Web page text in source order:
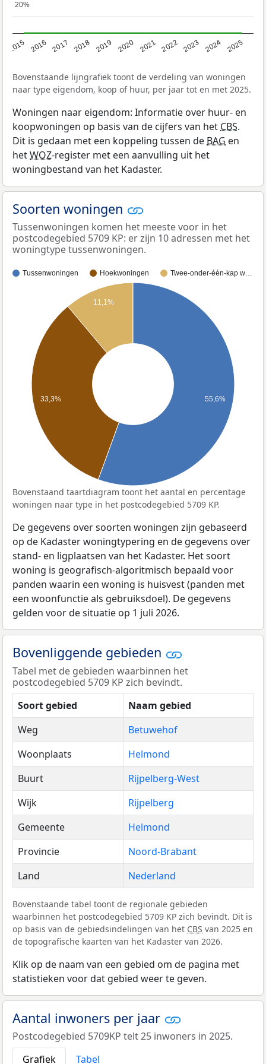
2015 2016 2017 2018 2019 2020 2021 2022 2023 2024 2025
20%
20%
Bovenstaande lijngrafiek toont de verdeling van woningen
naar type eigendom, koop of huur, per jaar tot en met 2025.
Woningen naar eigendom: Informatie over huur- en
koopwoningen op basis van de cijfers van het CBS.
Dit is gedaan met een koppeling tussen de BAG en
hetWOZ-register met een aanvulling uit het
woningbestand van het Kadaster.
Soorten woningen
Tussenwoningen komen het meeste voor in het
postcodegebied 5709 KP: er zijn 10 adressen met het
woningtype tussenwoningen.
Tussenwoningen Hoekwoningen Twee-onder-één-kap w…
11,1%
33,3% 55,6%
Bovenstaand taartdiagram toont het aantal en percentage
woningen naar type in het postcodegebied 5709 KP.
De gegevens over soorten woningen zijn gebaseerd
op de Kadaster woningtypering en de gegevens over
stand- en ligplaatsen van het Kadaster. Het soort
woning is geografisch-algoritmisch bepaald voor
panden waarin een woning is huisvest (panden met
een woonfunctie als gebruiksdoel). De gegevens
gelden voor de situatie op 1 juli 2026.
Bovenliggende gebieden
Tabel met de gebieden waarbinnen het
postcodegebied 5709 KP zich bevindt.
Soort gebied
Naam gebied
Weg
Betuwehof
Woonplaats
Helmond
Buurt
Rijpelberg-West
Wijk
Rijpelberg
Gemeente
Helmond
Provincie
Noord-Brabant
Land
Nederland
Bovenstaande tabel toont de regionale gebieden
waarbinnen het postcodegebied 5709 KP zich bevindt. Dit is
op basis van de gebiedsindelingen van het CBS van 2025 en
de topografische kaarten van het Kadaster van 2026.
Klik op de naam van een gebied om de pagina met
statistieken voor dat gebied weer te geven.
Aantal inwoners per jaar
Postcodegebied 5709KP telt 25 inwoners in 2025.
Grafiek
Tabel